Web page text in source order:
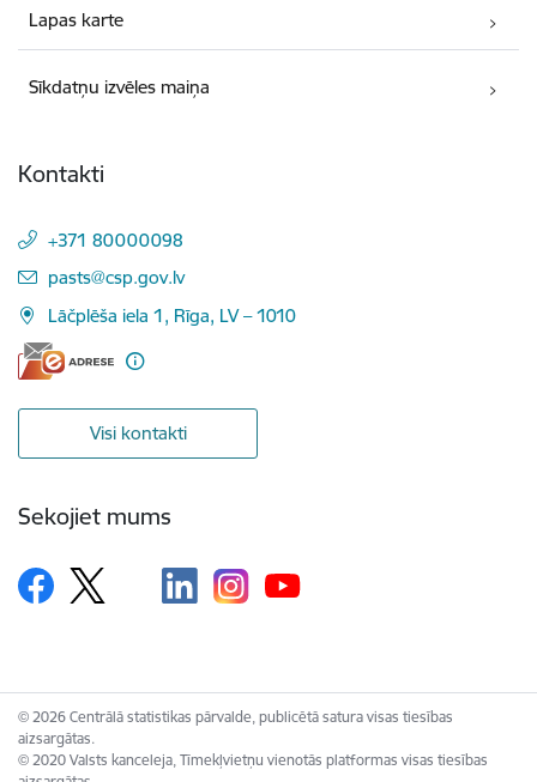
Lapas karte
Sīkdatņu izvēles maiņa
Kontakti
+371 80000098
E-pasts:
pasts@csp.gov.lv
Lāčplēša iela 1, Rīga, LV – 1010
Visi kontakti
Sekojiet mums
© 2026 Centrālā statistikas pārvalde, publicētā satura visas tiesības
aizsargātas.
© 2020 Valsts kanceleja, Tīmekļvietņu vienotās platformas visas tiesības